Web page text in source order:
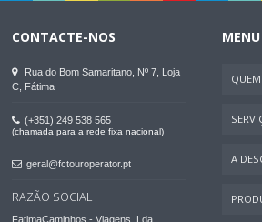
CONTACTE-NOS
Rua do Bom Samaritano, Nº 7, Loja
C, Fátima
(+351) 249 538 565
(chamada para a rede fixa nacional)
geral@fctouroperator.pt
RAZÃO SOCIAL
FatimaCaminhos - Viagens, Lda.
MENU
A